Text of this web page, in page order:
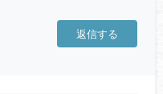
返信する